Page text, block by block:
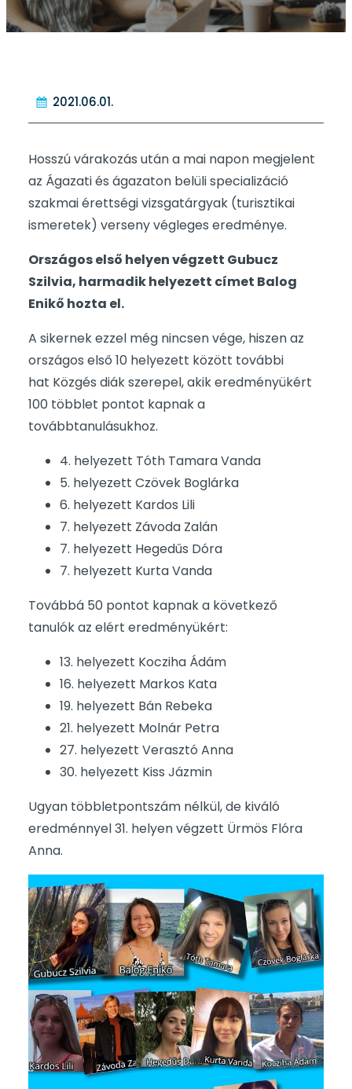
2021.06.01.
Hosszú várakozás után a mai napon megjelent
az Ágazati és ágazaton belüli specializáció
szakmai érettségi vizsgatárgyak (turisztikai
ismeretek) verseny végleges eredménye.
Országos első helyen végzett Gubucz
Szilvia, harmadik helyezett címet Balog
Enikő hozta el.
A sikernek ezzel még nincsen vége, hiszen az
országos első 10 helyezett között további
hat Közgés diák szerepel, akik eredményükért
100 többlet pontot kapnak a
továbbtanulásukhoz.
4. helyezett Tóth Tamara Vanda
5. helyezett Czövek Boglárka
6. helyezett Kardos Lili
7. helyezett Závoda Zalán
7. helyezett Hegedűs Dóra
7. helyezett Kurta Vanda
Továbbá 50 pontot kapnak a következő
tanulók az elért eredményükért:
13. helyezett Kocziha Ádám
16. helyezett Markos Kata
19. helyezett Bán Rebeka
21. helyezett Molnár Petra
27. helyezett Verasztó Anna
30. helyezett Kiss Jázmin
Ugyan többletpontszám nélkül, de kiváló
eredménnyel 31. helyen végzett Ürmös Flóra
Anna.